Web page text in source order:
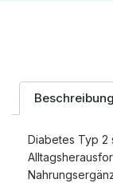
Beschreibung
Diabetes Typ 2